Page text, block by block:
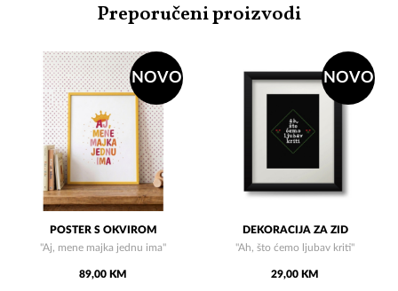
Preporučeni proizvodi
NOVO
POSTER S OKVIROM
"Aj, mene majka jednu ima"
89,00 KM
NOVO
DEKORACIJA ZA ZID
"Ah, što ćemo ljubav kriti"
29,00 KM